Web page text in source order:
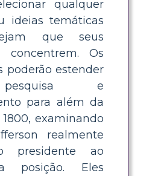
qualquer
ideias temáticas
que seus
concentrem. Os
poderão estender
e
para além da
examinando
realmente
presidente ao
posição. Eles